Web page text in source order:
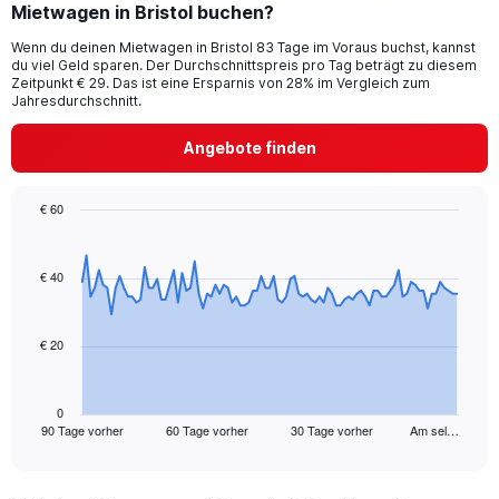
Mietwagen in Bristol buchen?
Wenn du deinen Mietwagen in Bristol 83 Tage im Voraus buchst, kannst
du viel Geld sparen. Der Durchschnittspreis pro Tag beträgt zu diesem
Zeitpunkt € 29. Das ist eine Ersparnis von 28% im Vergleich zum
Jahresdurchschnitt.
Angebote finden
data
The
90 Tage vorher 60 Tage vorher 30 Tage vorher Am sel…
0
€ 20
€ 40
€ 60
End